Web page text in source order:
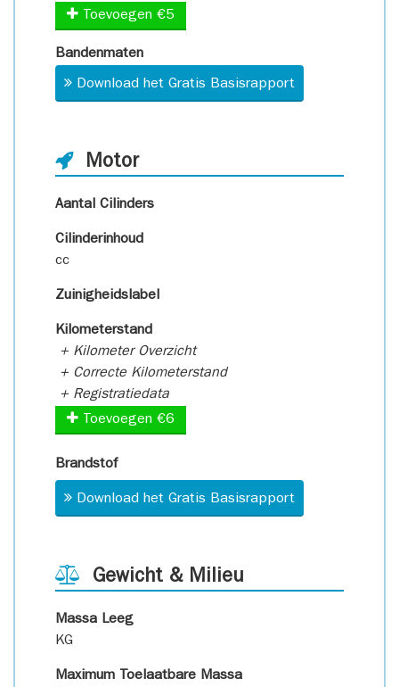
Toevoegen €5
Bandenmaten
Download het Gratis Basisrapport
Motor
Aantal Cilinders
Cilinderinhoud
cc
Zuinigheidslabel
Kilometerstand
+ Kilometer Overzicht
+ Correcte Kilometerstand
+ Registratiedata
Toevoegen €6
Brandstof
Download het Gratis Basisrapport
Gewicht & Milieu
Massa Leeg
KG
Maximum Toelaatbare Massa